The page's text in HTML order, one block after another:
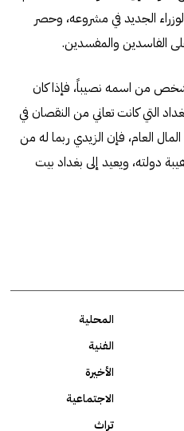
الجديد في مشروعه، وحصر
الفاسدين والمفسدين.
من اسمه نصيباً، فإذا كان
التي كانت تعاني من النقصان في
العام، فإن الزيدي ربما له من
دولته، ويعيد إلى بغداد بيت
المحلية
الفنية
الأخيرة
الاجتماعية
تراث